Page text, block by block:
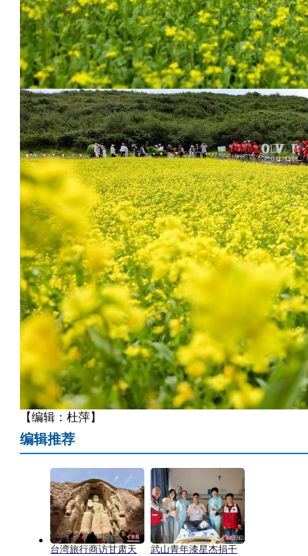
【编辑：杜萍】
编辑推荐
台湾旅行商访甘肃天
武山青年漆星杰捐干